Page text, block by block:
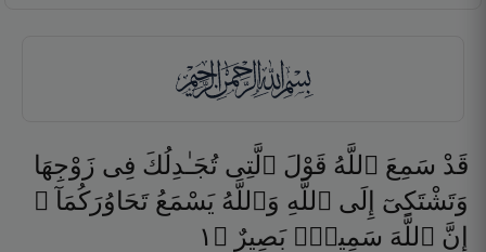
قَدْ سَمِعَ ٱللَّهُ قَوْلَ ٱلَّتِى تُجَـٰدِلُكَ فِى زَوْجِهَا
وَتَشْتَكِىٓ
إِلَى ٱللَّهِ وَٱللَّهُ يَسْمَعُ تَحَاوُرَكُمَآ ۚ
إِنَّ ٱللَّهَ سَمِيعٌۢ بَصِيرٌ ۝ ١